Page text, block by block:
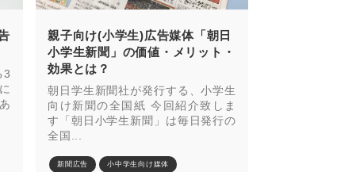
3
親子向け(小学生)広告媒体「朝日
小学生新聞」の価値・メリット・
効果とは？
朝日学生新聞社が発行する、小学生
向け新聞の全国紙 今回紹介致しま
す「朝日小学生新聞」は毎日発行の
全国...
新聞広告 小中学生向け媒体